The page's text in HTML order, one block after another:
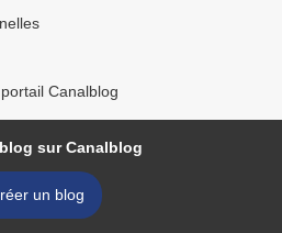
Canalblog
sur Canalblog
un blog